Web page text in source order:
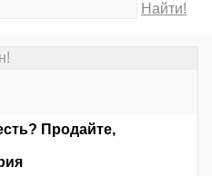
Найти!
Продайте,